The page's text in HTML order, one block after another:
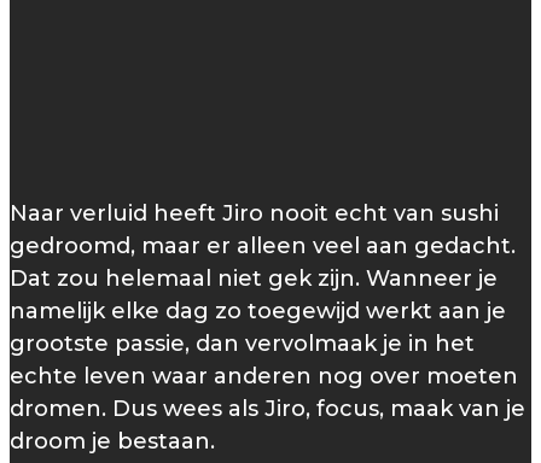
Naar verluid heeft Jiro nooit echt van sushi
gedroomd, maar er alleen veel aan gedacht.
Dat zou helemaal niet gek zijn. Wanneer je
namelijk elke dag zo toegewijd werkt aan je
grootste passie, dan vervolmaak je in het
echte leven waar anderen nog over moeten
dromen. Dus wees als Jiro, focus, maak van je
droom je bestaan.